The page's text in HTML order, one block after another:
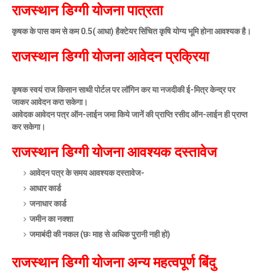
राजस्थान डिग्गी योजना पात्रता
कृषक के पास कम से कम 0.5( आधा) हैक्टेयर सिंचित कृषि योग्य भूमि होना आवश्यक है।
राजस्थान डिग्गी योजना आवेदन प्रक्रिया
कृषक स्वयं राज किसान साथी पोर्टल पर लॉगिन कर या नजदीकी ई-मित्र केन्द्र पर
जाकर आवेदन करा सकेगा।
आवेदक आवेदन पत्र ऑन-लाईन जमा किये जानें की प्राप्ति रसीद ऑन-लाईन ही प्राप्त
कर सकेगा।
राजस्थान डिग्गी योजना आवश्‍यक दस्तावेज
आवेदन पत्र के समय आवश्‍यक दस्तावेज-
आधार कार्ड
जनाधार कार्ड
जमीन का नक्शा
जमाबंदी की नकल (छः माह से अधिक पुरानी नही हो)
राजस्थान डिग्गी योजना अन्य महत्वपूर्ण बिंदु